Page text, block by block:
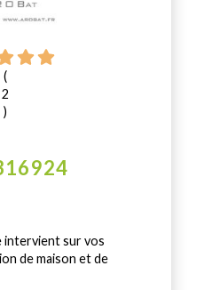
(
2
)
sur vos
de maison et de